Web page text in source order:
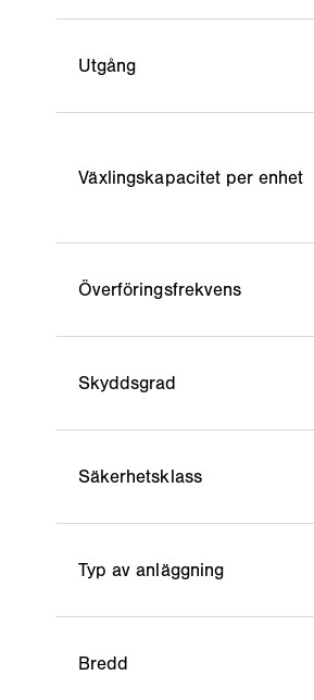
Utgång
Växlingskapacitet per enhet
Överföringsfrekvens
Skyddsgrad
Säkerhetsklass
Typ av anläggning
Bredd